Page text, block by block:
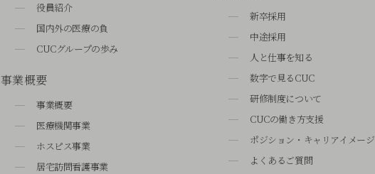
役員紹介
国内外の医療の負
CUCグループの歩み
事業概要
事業概要
医療機関事業
ホスピス事業
居宅訪問看護事業
新卒採用
中途採用
人と仕事を知る
数字で見るCUC
研修制度について
CUCの働き方支援
ポジション・キャリアイメージ
よくあるご質問